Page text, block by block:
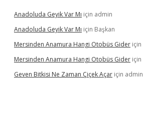
Anadoluda Geyik Var Mı için admin
Anadoluda Geyik Var Mı için Başkan
Mersinden Anamura Hangi Otobüs Gider için
Mersinden Anamura Hangi Otobüs Gider için
Geven Bitkisi Ne Zaman Çiçek Açar için admin